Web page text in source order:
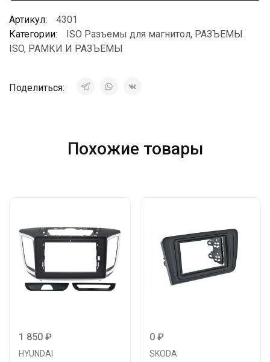
Артикул:
4301
Категории:
ISO Разъемы для магнитол, РАЗЪЕМЫ
ISO, РАМКИ И РАЗЪЕМЫ
Поделиться:
Похожие товары
1 850 ₽
HYUNDAI
0 ₽
SKODA